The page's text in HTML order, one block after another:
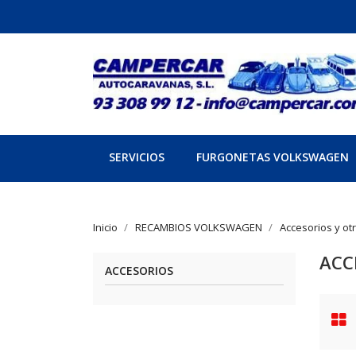
SERVICIOS FURGONETAS VOLKSWAGEN
Inicio RECAMBIOS VOLKSWAGEN Accesorios y
ACCESORIOS